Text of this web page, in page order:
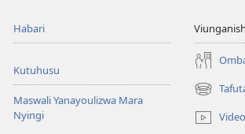
Habari
Kutuhusu
Maswali Yanayoulizwa Mara
Nyingi
(opens
new
window)
Video